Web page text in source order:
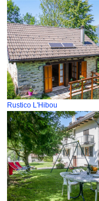
Rustico L'Hibou